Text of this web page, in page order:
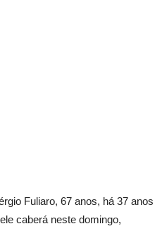
Fuliaro, 67 anos, há 37 anos
caberá neste domingo,